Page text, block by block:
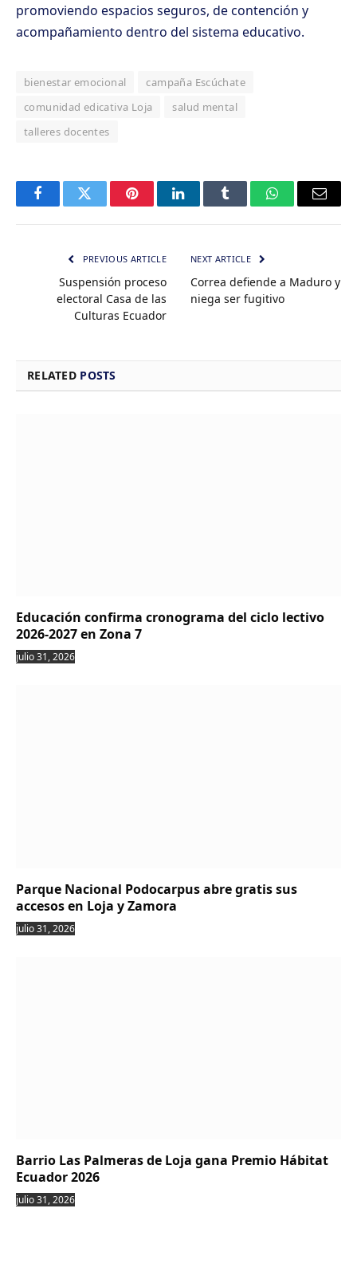
promoviendo espacios seguros, de contención y
acompañamiento dentro del sistema educativo.
bienestar emocional
campaña Escúchate
comunidad edicativa Loja
salud mental
talleres docentes
FacebookTwitter PinterestLinkedInTumblr WhatsAppEmail
PREVIOUS ARTICLE
Suspensión proceso
electoral Casa de las
Culturas Ecuador
NEXT ARTICLE
Correa defiende a Maduro y
niega ser fugitivo
RELATED POSTS
Educación confirma cronograma del ciclo lectivo
2026-2027 en Zona 7
julio 31, 2026
Parque Nacional Podocarpus abre gratis sus
accesos en Loja y Zamora
julio 31, 2026
Barrio Las Palmeras de Loja gana Premio Hábitat
Ecuador 2026
julio 31, 2026